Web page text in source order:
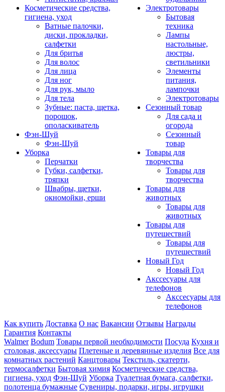
Косметические средства,
гигиена, уход
Ватные палочки,
диски, прокладки,
салфетки
Для бритья
Для волос
Для лица
Для ног
Для рук, мыло
Для тела
Зубные: паста, щетка,
порошок,
ополаскиватель
Фэн-Шуй
Фэн-Шуй
Уборка
Перчатки
Губки, салфетки,
тряпки
Швабры, щетки,
окномойки, ерши
Электротовары
Бытовая
техника
Лампы
настольные,
люстры,
светильники
Элементы
питания,
лампочки
Электротовары
Сезонный товар
Для сада и
огорода
Сезонный
товар
Товары для
творчества
Товары для
творчества
Товары для
животных
Товары для
животных
Товары для
путешествий
Товары для
путешествий
Новый Год
Новый Год
Акссесуары для
телефонов
Акссесуары для
телефонов
Как купить Доставка О нас Вакансии Отзывы Награды
Гарантия Контакты
Walmer Bodum Товары первой необходимости Посуда Кухня и
столовая, аксессуары Плетеные и деревянные изделия Все для
комнатных растений Канцтовары Текстиль, скатерти,
термосалфетки Бытовая химия Косметические средства,
гигиена, уход Фэн-Шуй Уборка Туалетная бумага, салфетки,
полотенца бумажные Сувениры, подарки, игры, игрушки